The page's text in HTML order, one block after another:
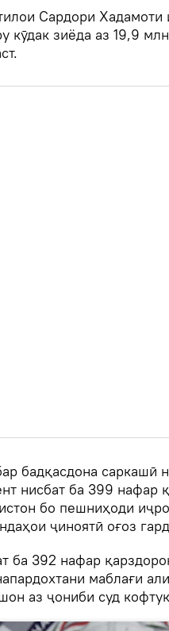
Сардори
кӯдак зиёда аз 19,9
бадқасдона саркашӣ
нисбат ба 399 нафар
бо пешниҳоди
ҷиноятӣ оғоз
ба 392 нафар
маблағи
аз ҷониби суд